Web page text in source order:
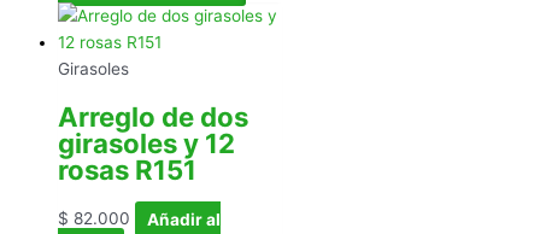
Girasoles
Arreglo de dos
girasoles y 12
rosas R151
$ 82.000
Añadir al